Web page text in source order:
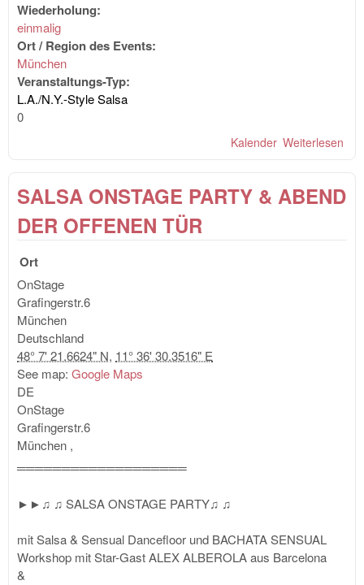
Wiederholung:
einmalig
Ort / Region des Events:
München
Veranstaltungs-Typ:
L.A./N.Y.-Style Salsa
0
Weiterlesen
Kalender
SALSA ONSTAGE PARTY & ABEND
DER OFFENEN TÜR
Ort
OnStage
Grafingerstr.6
München
Deutschland
48° 7' 21.6624" N, 11° 36' 30.3516" E
See map: Google Maps
DE
OnStage
Grafingerstr.6
München ,
═══════════════════
►►♫ ♫ SALSA ONSTAGE PARTY♫ ♫
mit Salsa & Sensual Dancefloor und BACHATA SENSUAL
Workshop mit Star-Gast ALEX ALBEROLA aus Barcelona
&